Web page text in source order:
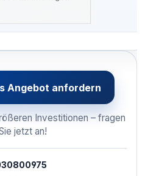
Angebot anfordern
Investitionen – fragen
jetzt an!